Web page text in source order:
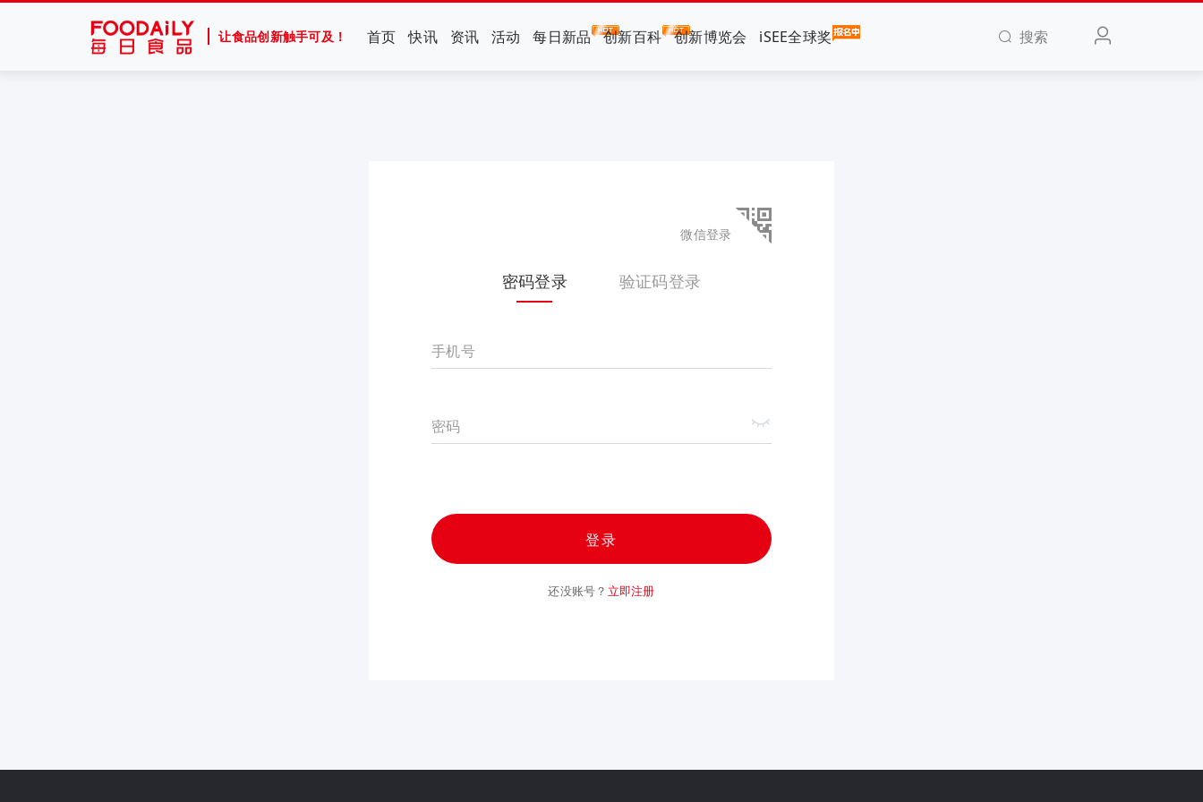
让食品创新触手可及！ 首页 快讯 资讯 活动 每日新品 创新百科 创新博览会 iSEE全球奖 搜索
微信登录
密码登录 验证码登录
手机号
密码
登录
还没账号？ 立即注册